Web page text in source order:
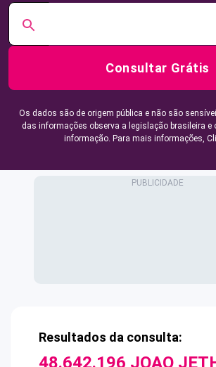
Consultar Grátis
Os dados são de origem pública e não são
das informações observa a legislação brasileira e
informação. Para mais informações,
Resultados da consulta:
48.642.196 JOAO